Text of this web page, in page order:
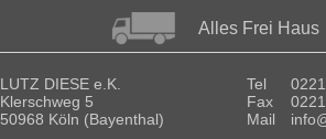
Alles Frei Haus
LUTZ DIESE e.K.
Klerschweg 5
50968 Köln (Bayenthal)
Tel
Fax
Mail